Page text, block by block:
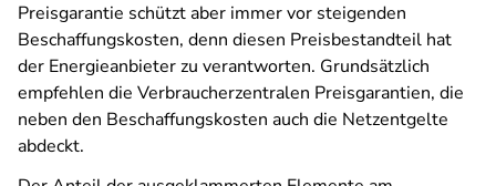
Preisgarantie schützt aber immer vor steigenden
Beschaffungskosten, denn diesen Preisbestandteil hat
der Energieanbieter zu verantworten. Grundsätzlich
empfehlen die Verbraucherzentralen Preisgarantien, die
neben den Beschaffungskosten auch die Netzentgelte
abdeckt.